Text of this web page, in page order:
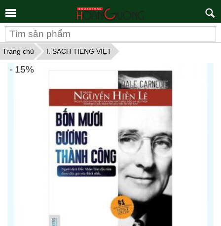
Trang chủ I. SÁCH TIẾNG VIỆT
- 15%